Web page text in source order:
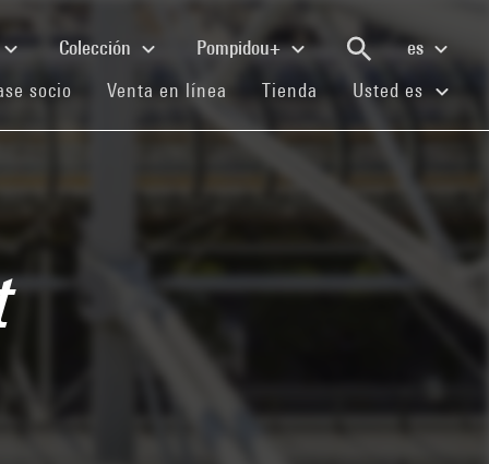
Colección Pompidou+
es
socio (current)
Venta en línea (current)
Tienda (current)
Usted es